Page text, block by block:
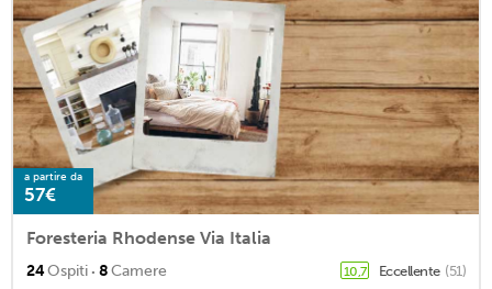
a partire da
57€
Foresteria Rhodense Via Italia
24Ospiti · 8Camere 10,7 Eccellente (51)